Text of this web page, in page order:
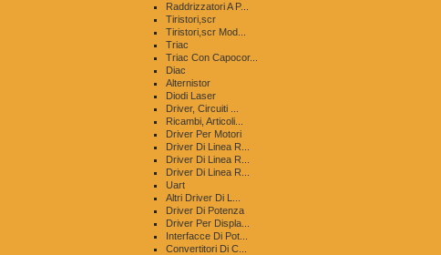
Raddrizzatori A P...
Tiristori,scr
Tiristori,scr Mod...
Triac
Triac Con Capocor...
Diac
Alternistor
Diodi Laser
Driver, Circuiti ...
Ricambi, Articoli...
Driver Per Motori
Driver Di Linea R...
Driver Di Linea R...
Driver Di Linea R...
Uart
Altri Driver Di L...
Driver Di Potenza
Driver Per Displa...
Interfacce Di Pot...
Convertitori Di C...